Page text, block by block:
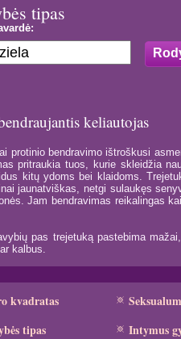
tipas
keliautojas
protinio bendravimo ištroškusi
pritraukia tuos, kurie skleidžia
kitų ydoms bei klaidoms.
jaunatviškas, netgi sulaukęs
Jam bendravimas reikalingas
pas trejetuką pastebima
kalbus.
kvadratas
tipas
Intymus